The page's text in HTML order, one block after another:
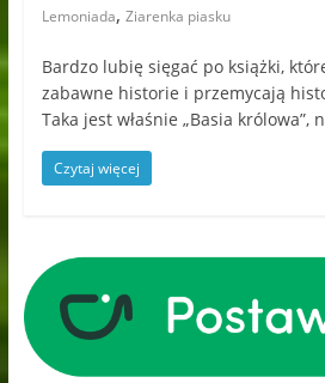
Lemoniada, Ziarenka piasku
Bardzo lubię sięgać po książki,
zabawne historie i przemycają
Taka jest właśnie „Basia królowa”,
Czytaj więcej